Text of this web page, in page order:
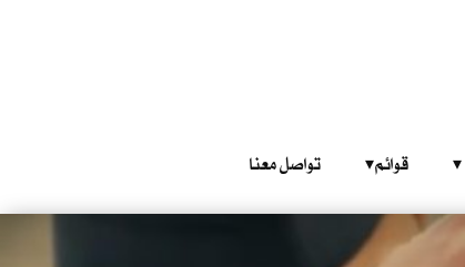
قوائم‎ ‎ ‎ ‎ تواصل معنا